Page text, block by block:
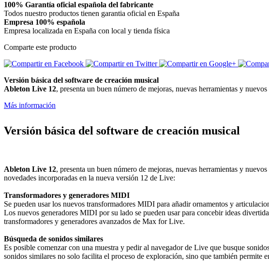
100% Garantía oficial española del fabricante
Todos nuestro productos tienen garantia oficial en España
Empresa 100% española
Empresa localizada en España con local y tienda física
Comparte este producto
Versión básica del software de creación musical
Ableton Live 12, presenta un buen número de mejoras, nuevas herramientas y
Más información
Versión básica del software de creación musical
Ableton Live 12, presenta un buen número de mejoras, nuevas herramientas y
novedades incorporadas en la nueva versión 12 de Live:
Transformadores y generadores MIDI
Se pueden usar los nuevos transformadores MIDI para añadir ornamentos y
Los nuevos generadores MIDI por su lado se pueden usar para concebir ideas
transformadores y generadores avanzados de Max for Live.
Búsqueda de sonidos similares
Es posible comenzar con una muestra y pedir al navegador de Live que busque
sonidos similares no solo facilita el proceso de exploración, sino que también permite